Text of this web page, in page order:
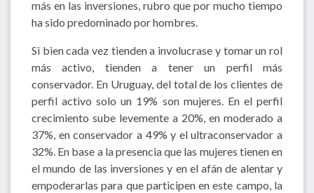
más en las inversiones, rubro que por mucho tiempo
ha sido predominado por hombres.
Si bien cada vez tienden a involucrase y tomar un rol
más activo, tienden a tener un perfil más
conservador. En Uruguay, del total de los clientes de
perfil activo solo un 19% son mujeres. En el perfil
crecimiento sube levemente a 20%, en moderado a
37%, en conservador a 49% y el ultraconservador a
32%. En base a la presencia que las mujeres tienen en
el mundo de las inversiones y en el afán de alentar y
empoderarlas para que participen en este campo, la